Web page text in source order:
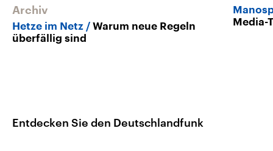
Archiv
Hetze im Netz
Warum neue Regeln
überfällig sind
Media-
Entdecken Sie den Deutschlandfunk